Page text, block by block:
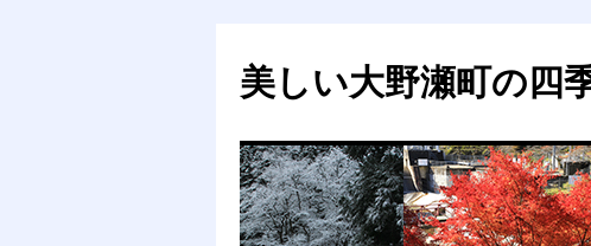
美しい大野瀬町の四